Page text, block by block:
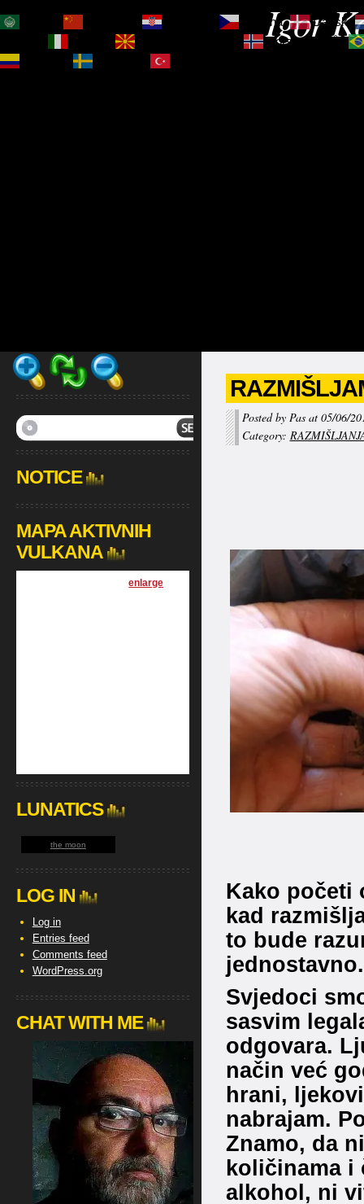
Igor
Posted by Pas at 05/06/
Category:
Kako početi
kad
to bude
jednostavno.
Svjedoci
sasvim
odgovara.
način već
hrani,
nabrajam.
Znamo, da
količinama
alkohol, ni
NOTICE
MAPA AKTIVNIH
VULKANA
[enlarge
LUNATICS
the moon
LOG IN
Log in
Entries feed
Comments feed
WordPress.org
CHAT WITH ME
Čeština‎
Dansk
Norsk bokmål